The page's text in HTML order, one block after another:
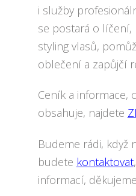
i služby
se postará o líčení,
styling vlasů,
oblečení a zapůjčí
Ceník a informace,
obsahuje, najdete
Budeme rádi, když
budete kontaktovat
informací,